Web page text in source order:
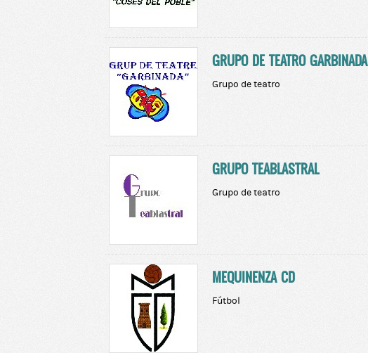
GRUPO DE TEATRO GARBINADA
Grupo de teatro
GRUPO TEABLASTRAL
Grupo de teatro
MEQUINENZA CD
Fútbol